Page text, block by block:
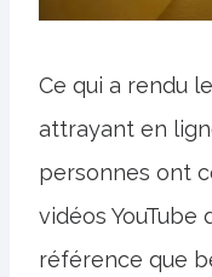
Ce qui a rendu
attrayant en
personnes ont
vidéos YouTube
référence que